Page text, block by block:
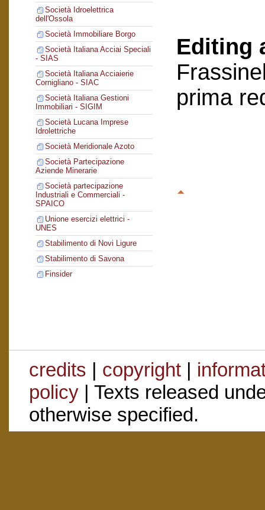
Società Idroelettrica
dell'Ossola
Società Immobiliare Borgo
Società Italiana Acciai Speciali
- SIAS
Società Italiana Acciaierie
Cornigliano - SIAC
Società Italiana Gestioni
Immobiliari - SIGIM
Società Lucana Imprese
Idrolettriche
Società Meridionale Azoto
Società Partecipazione
Aziende Minerarie
Società partecipazione
Industriali e Commerciali -
SPAICO
Unione esercizi elettrici -
UNES
Stabilimento di Novi Ligure
Stabilimento di Savona
Finsider
Editing
prima
credits | copyright|
policy| Texts released
otherwise specified.